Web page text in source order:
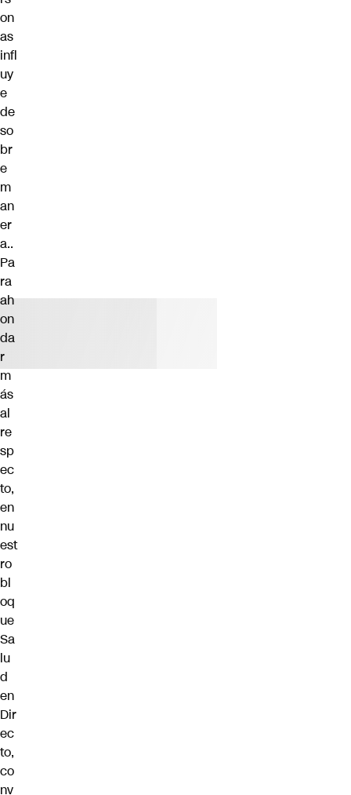
on
as
infl
uy
e
de
so
br
e
m
an
er
a..
Pa
ra
ah
on
da
r
m
ás
al
re
sp
ec
to,
en
nu
est
ro
bl
oq
ue
Sa
lu
d
en
Dir
ec
to,
co
nv